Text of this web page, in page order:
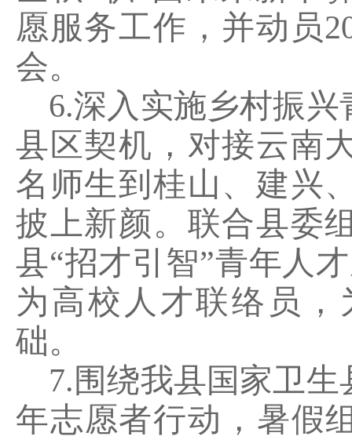
愿服务工作，并动员
会。
6.深入实施乡村振
县区契机，对接云南
名师生到桂山、建兴
披上新颜。联合县委
县“招才引智”青年人
为高校人才联络员
础。
7.围绕我县国家卫
年志愿者行动，暑假